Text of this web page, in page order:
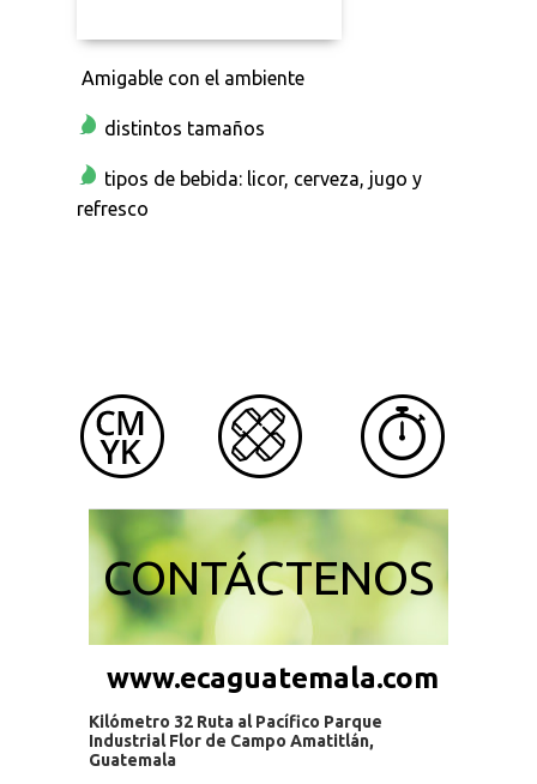
Amigable con el ambiente
distintos tamaños
tipos de bebida: licor, cerveza, jugo y
refresco
CONTÁCTENOS
www.ecaguatemala.com
Kilómetro 32 Ruta al Pacífico Parque
Industrial Flor de Campo Amatitlán,
Guatemala